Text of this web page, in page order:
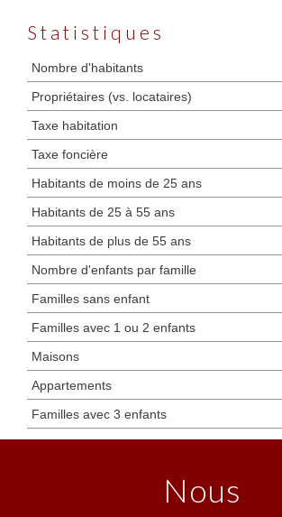
Statistiques
Nombre d'habitants
Propriétaires (vs. locataires)
Taxe habitation
Taxe foncière
Habitants de moins de 25 ans
Habitants de 25 à 55 ans
Habitants de plus de 55 ans
Nombre d'enfants par famille
Familles sans enfant
Familles avec 1 ou 2 enfants
Maisons
Appartements
Familles avec 3 enfants
nous